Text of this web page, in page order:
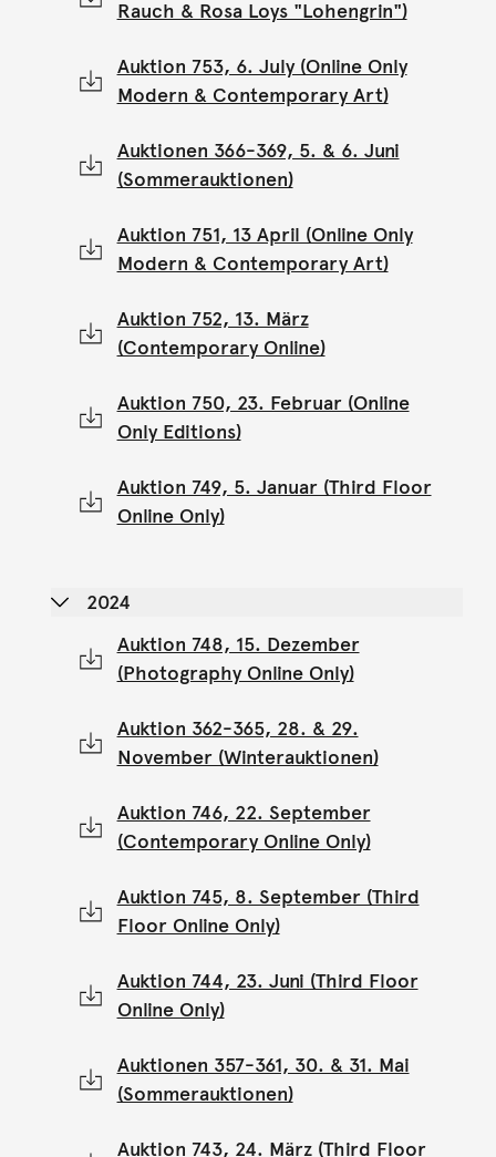
Rauch & Rosa Loys "Lohengrin")
Auktion 753, 6. July (Online Only
Modern & Contemporary Art)
Auktionen 366-369, 5. & 6. Juni
(Sommerauktionen)
Auktion 751, 13 April (Online Only
Modern & Contemporary Art)
Auktion 752, 13. März
(Contemporary Online)
Auktion 750, 23. Februar (Online
Only Editions)
Auktion 749, 5. Januar (Third Floor
Online Only)
2024
Auktion 748, 15. Dezember
(Photography Online Only)
Auktion 362-365, 28. & 29.
November (Winterauktionen)
Auktion 746, 22. September
(Contemporary Online Only)
Auktion 745, 8. September (Third
Floor Online Only)
Auktion 744, 23. Juni (Third Floor
Online Only)
Auktionen 357-361, 30. & 31. Mai
(Sommerauktionen)
Auktion 743, 24. März (Third Floor